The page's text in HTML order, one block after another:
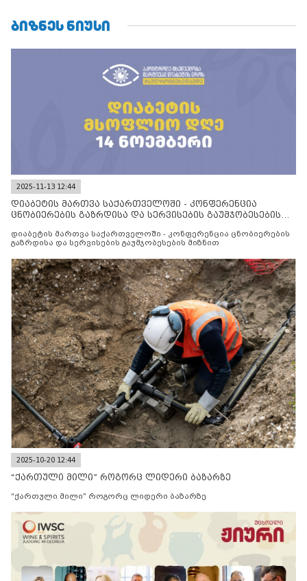
ᲑᲘᲖᲜᲔᲡ ᲜᲘᲣᲡᲘ
2025-11-13 12:44
დიაბეტის მართვა საქართველოში - კონფერენცია
ცნობიერების გაზრდისა და სერვისების გაუმჯობესების
დიაბეტის მართვა საქართველოში - კონფერენცია ცნობიერების
გაზრდისა და სერვისების გაუმჯობესების მიზნით
2025-10-20 12:44
“ქართული მილი” როგორც ლიდერი ბაზარზე
“ქართული მილი” როგორც ლიდერი ბაზარზე